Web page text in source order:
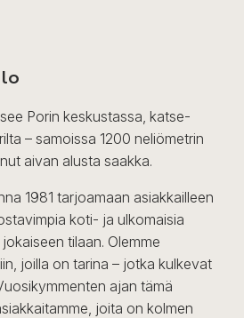
Porin keskustassa, katse-
– samoissa 1200 neliömetrin
aivan alusta saakka.
1981 tarjoamaan asiakkailleen
koti- ja ulkomaisia
tilaan. Olemme
joilla on tarina – jotka kulkevat
ajan tämä
joita on kolmen